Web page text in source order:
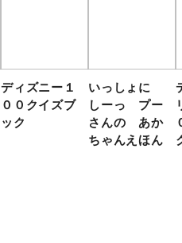
ディズニー１
００クイズブ
ック
いっしょに
しーっ プー
さんの あか
ちゃんえほん